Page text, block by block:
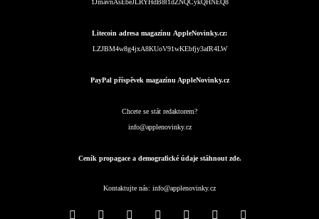
1JmavnAsEbeJLRYHdB8t1dZNQCykQHNEQ8
Litecoin adresa magazínu AppleNovinky.cz:
LZJBM4w8g4jxA8KUoV91wKEbfjy3afR4LW
PayPal příspěvek magazínu AppleNovinky.cz
Chcete se stát redaktorem?
info@applenovinky.cz
Ceník propagace a demografické údaje stáhnout zde.
Kontaktujte nás: info@applenovinky.cz